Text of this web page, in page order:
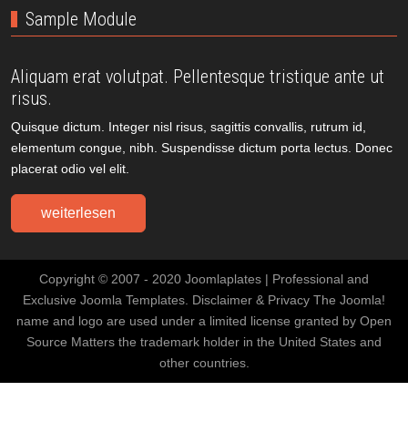
Sample Module
Aliquam erat volutpat. Pellentesque tristique ante ut
risus.
Quisque dictum. Integer nisl risus, sagittis convallis, rutrum id,
elementum congue, nibh. Suspendisse dictum porta lectus. Donec
placerat odio vel elit.
weiterlesen
Copyright © 2007 - 2020 Joomlaplates | Professional and
Exclusive Joomla Templates. Disclaimer & Privacy The Joomla!
name and logo are used under a limited license granted by Open
Source Matters the trademark holder in the United States and
other countries.